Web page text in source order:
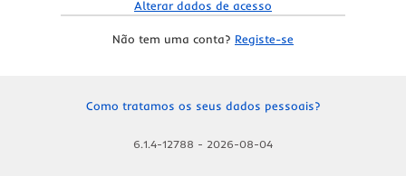
Alterar dados de acesso
Não tem uma conta? Registe-se
Como tratamos os seus dados pessoais?
6.1.4-12788 - 2026-08-04